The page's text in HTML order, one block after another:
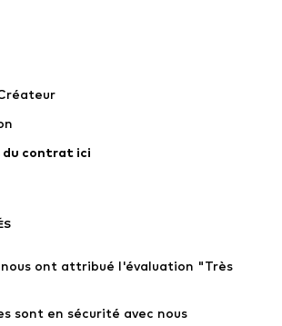
Jupes
Exclusif
contrat ici
ont attribué l'évaluation "Très
sont en sécurité avec nous